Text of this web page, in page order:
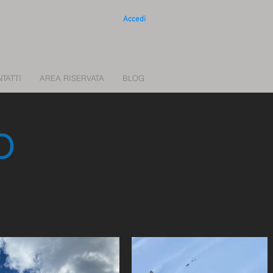
Accedi
AREA RISERVATA BLOG